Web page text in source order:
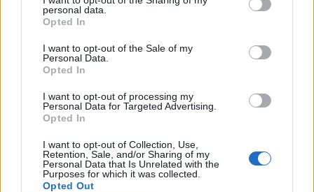
personal data.
Opted In
I want to opt-out of the Sale of my
Personal Data.
Opted In
I want to opt-out of processing my
Personal Data for Targeted Advertising.
Opted In
I want to opt-out of Collection, Use,
Retention, Sale, and/or Sharing of my
Personal Data that Is Unrelated with the
Purposes for which it was collected.
Opted Out